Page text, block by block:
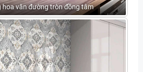
hoa văn đường tròn đồng tâm